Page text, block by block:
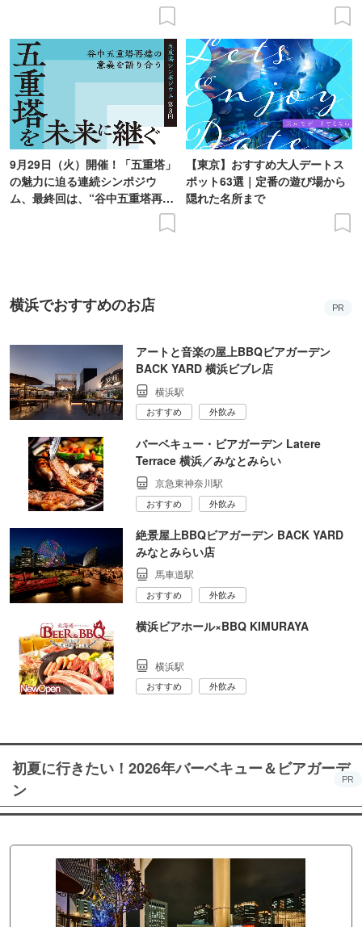
9月29日（火）開催！「五重塔」
の魅力に迫る連続シンポジウ
ム、最終回は、“谷中五重塔再建
【東京】おすすめ大人デートス
ポット63選｜定番の遊び場から
隠れた名所まで
横浜でおすすめのお店 PR
アートと音楽の屋上BBQビアガーデン
BACK YARD 横浜ビブレ店
横浜駅
おすすめ 外飲み
バーベキュー・ビアガーデン Latere
Terrace 横浜／みなとみらい
京急東神奈川駅
おすすめ 外飲み
絶景屋上BBQビアガーデン BACK YARD
みなとみらい店
馬車道駅
おすすめ 外飲み
横浜ビアホール×BBQ KIMURAYA
横浜駅
おすすめ 外飲み
初夏に行きたい！2026年バーベキュー＆ビアガーデ
ン
PR